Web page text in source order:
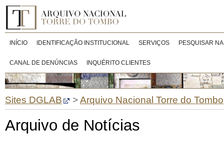
INÍCIO IDENTIFICAÇÃO INSTITUCIONAL SERVIÇOS PESQUISAR
CANAL DE DENÚNCIAS INQUÉRITO CLIENTES
Sites DGLAB >Arquivo Nacional Torre do Tombo
Arquivo de Notícias